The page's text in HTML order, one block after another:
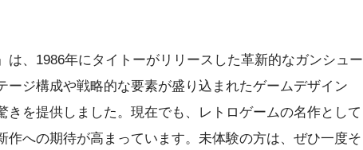
は、1986年にタイトーがリリースした革新的なガンシュー
ージ構成や戦略的な要素が盛り込まれたゲームデザイン
きを提供しました。現在でも、レトロゲームの名作として
作への期待が高まっています。未体験の方は、ぜひ一度そ
徹底解析
ヘッズ』Switch版＆
4